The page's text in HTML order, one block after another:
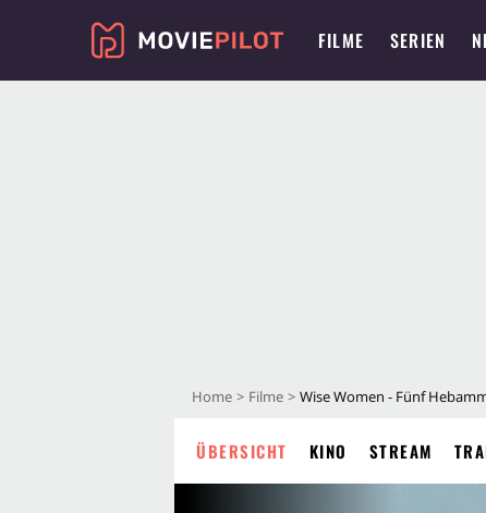
FILME SERIEN
Home Filme Wise Women - Fünf
ÜBERSICHT KINO STREAM